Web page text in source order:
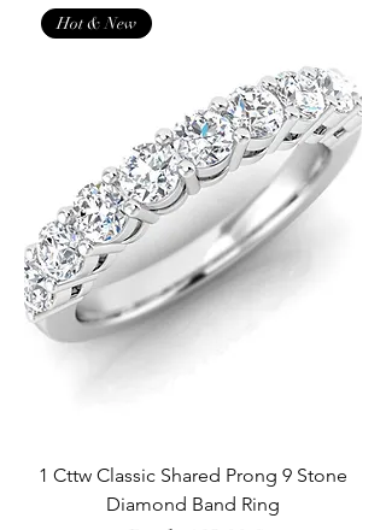
Hot & New
1 Cttw Classic Shared Prong 9 Stone
Diamond Band Ring